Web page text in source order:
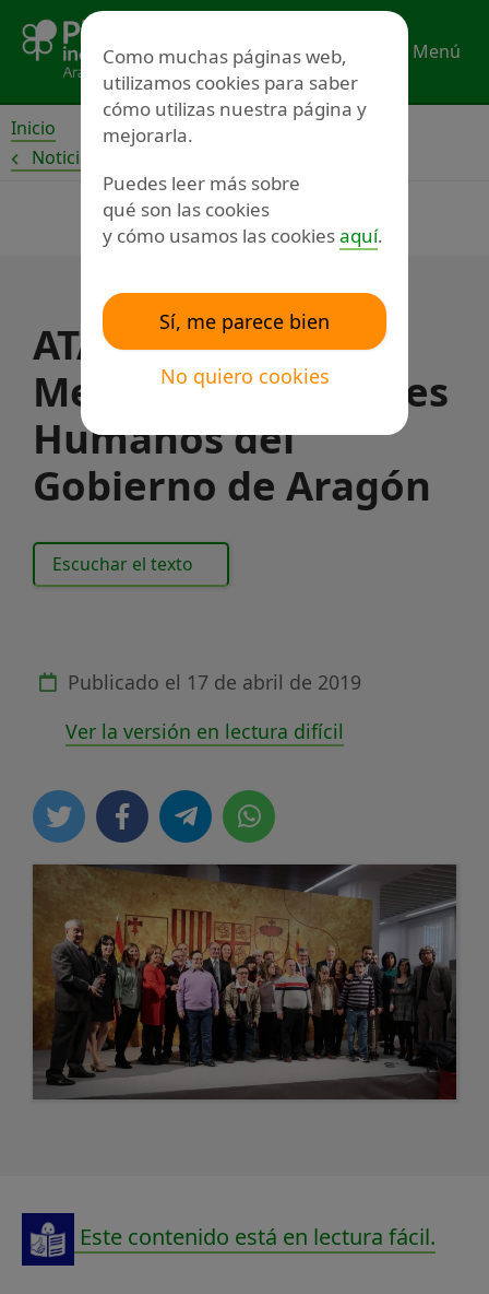
contenido
Menú
Inicio
Noticias
ATADI recibe la
Medalla a los Valores
Humanos del
Gobierno de Aragón
Escuchar el texto
Publicado el 17 de abril de 2019
Ver la versión en lectura difícil
Este contenido está en lectura fácil.
Como muchas páginas web,
utilizamos cookies para saber
cómo utilizas nuestra página y
mejorarla.
Puedes leer más sobre
qué son las cookies
y cómo usamos las cookiesaquí.
Sí, me parece bien
No quiero cookies